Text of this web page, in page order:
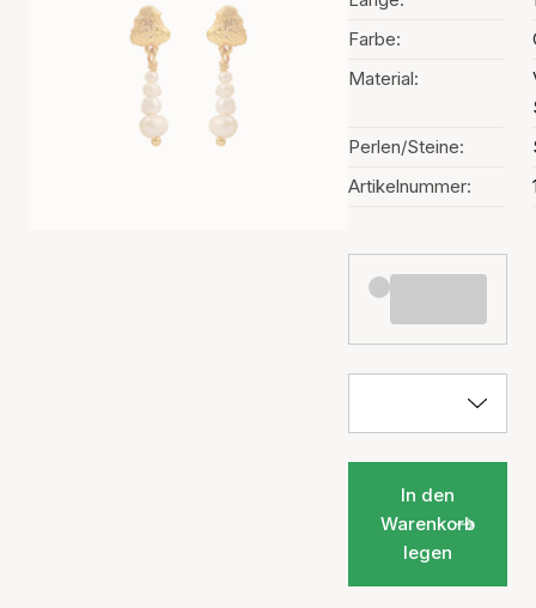
Farbe:
Material:
Perlen/Steine:
Artikelnummer:
In den
Warenkorb
legen